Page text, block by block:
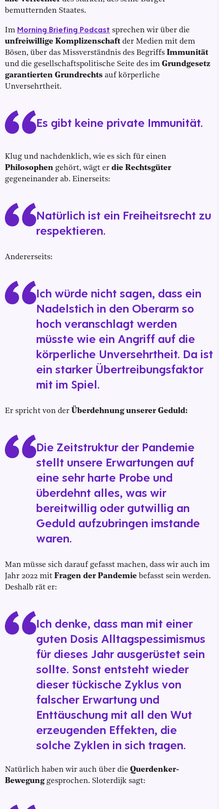
bemutternden Staates.
Im Morning Briefing Podcast sprechen wir über die
unfreiwillige Komplizenschaft der Medien mit dem
Bösen, über das Missverständnis des Begriffs Immunität
und die gesellschaftspolitische Seite des im Grundgesetz
garantierten Grundrechts auf körperliche
Unversehrtheit.
Es gibt keine private Immunität.
Klug und nachdenklich, wie es sich für einen
Philosophen gehört, wägt er die Rechtsgüter
gegeneinander ab. Einerseits:
Natürlich ist ein Freiheitsrecht zu
respektieren.
Andererseits:
Ich würde nicht sagen, dass ein
Nadelstich in den Oberarm so
hoch veranschlagt werden
müsste wie ein Angriff auf die
körperliche Unversehrtheit. Da ist
ein starker Übertreibungsfaktor
mit im Spiel.
Er spricht von der Überdehnung unserer Geduld:
Die Zeitstruktur der Pandemie
stellt unsere Erwartungen auf
eine sehr harte Probe und
überdehnt alles, was wir
bereitwillig oder gutwillig an
Geduld aufzubringen imstande
waren.
Man müsse sich darauf gefasst machen, dass wir auch im
Jahr 2022 mit Fragen der Pandemie befasst sein werden.
Deshalb rät er:
Ich denke, dass man mit einer
guten Dosis Alltagspessimismus
für dieses Jahr ausgerüstet sein
sollte. Sonst entsteht wieder
dieser tückische Zyklus von
falscher Erwartung und
Enttäuschung mit all den Wut
erzeugenden Effekten, die
solche Zyklen in sich tragen.
Natürlich haben wir auch über die Querdenker-
Bewegunggesprochen. Sloterdijk sagt: